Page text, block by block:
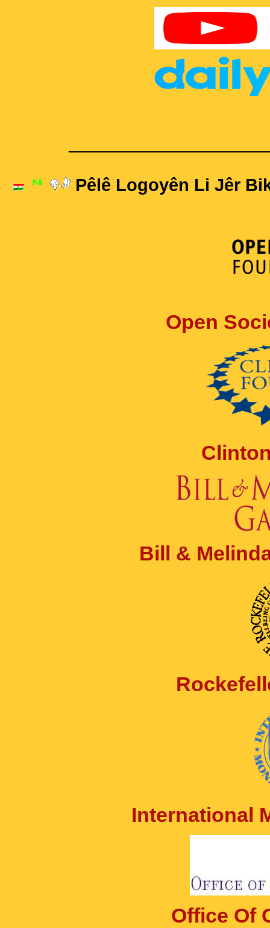
Pêlê Logoyên Li Jêr
Open
Bill &
International
Office Of